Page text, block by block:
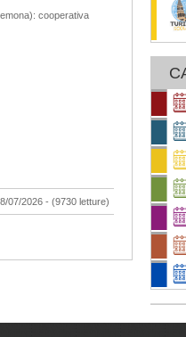
cooperativa
07/2026 - (9730 letture)